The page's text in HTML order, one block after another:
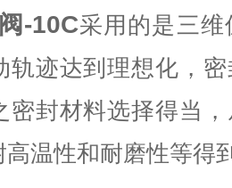
-10C采用的是三维
轨迹达到理想化，
密封材料选择得当
温性和耐磨性等得